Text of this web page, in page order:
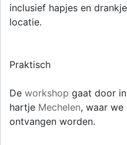
inclusief hapjes en
locatie.
Praktisch
De workshop gaat door
hartje Mechelen, waar
ontvangen worden.